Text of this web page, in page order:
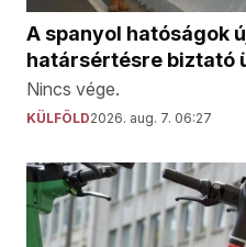
A spanyol hatóságok
határsértésre biztató
Nincs vége.
KÜLFÖLD2026. aug. 7. 06:27